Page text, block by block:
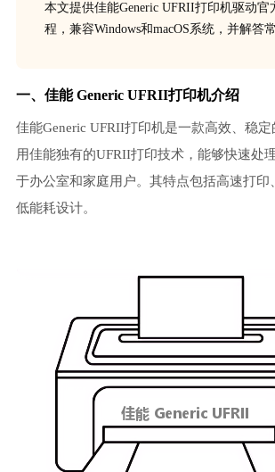
本文提供佳能Generic UFRII打印机驱动官
程，兼容Windows和macOS系统，并解答
一、佳能 Generic UFRII打印机介绍
佳能Generic UFRII打印机是一款高效、稳
用佳能独有的UFRII打印技术，能够快速处
于办公室和家庭用户。其特点包括高速打印
低能耗设计。